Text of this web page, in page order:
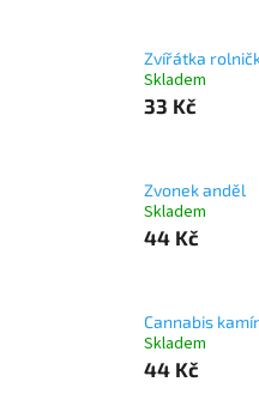
Zvířátka
Skladem
33 Kč
Zvonek anděl
Skladem
44 Kč
Cannabis
Skladem
44 Kč